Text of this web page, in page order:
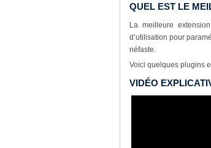
QUEL EST LE
La meilleure
d’utilisation pour
néfaste.
Voici quelques plugins
VIDÉO